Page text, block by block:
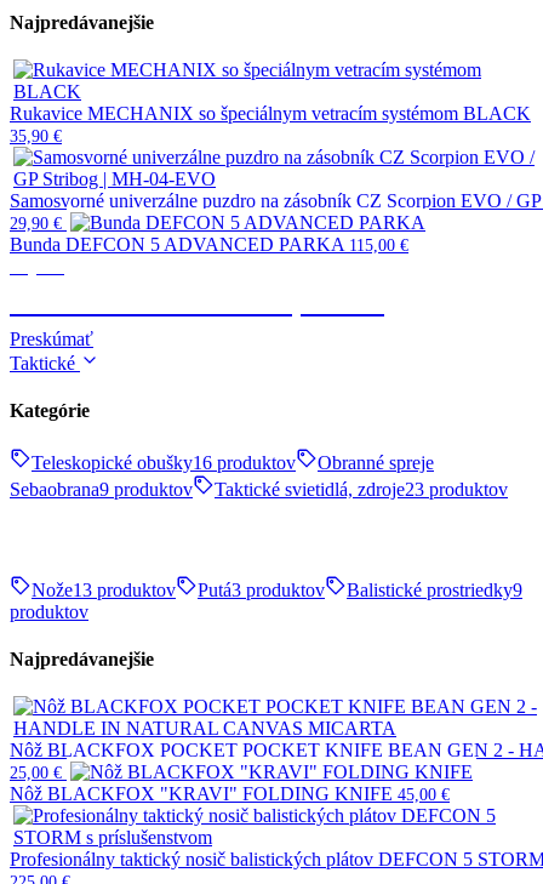
Najpredávanejšie
Rukavice MECHANIX so špeciálnym vetracím systémom BLACK
35,90 €
Samosvorné univerzálne puzdro na zásobník CZ Scorpion EVO /
29,90 €
Bunda DEFCON 5 ADVANCED PARKA 115,00 €
Preskúmať
Taktické
Kategórie
Teleskopické obušky16 produktov
Obranné spreje
Sebaobrana9 produktov Taktické svietidlá, zdroje23 produktov
Nože13 produktov Putá3 produktov Balistické prostriedky9
produktov
Najpredávanejšie
Nôž BLACKFOX POCKET POCKET KNIFE BEAN GEN 2 -
25,00 €
Nôž BLACKFOX "KRAVI" FOLDING KNIFE 45,00 €
Profesionálny taktický nosič balistických plátov DEFCON 5